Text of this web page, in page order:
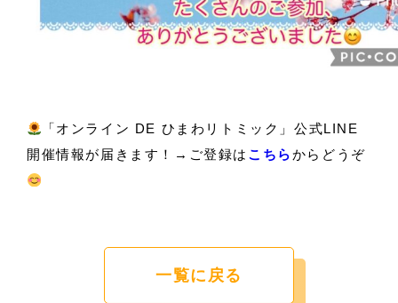
「オンライン DE ひまわリトミック」公式LINE
開催情報が届きます！→ご登録は こちらからどうぞ
一覧に戻る